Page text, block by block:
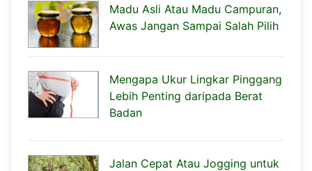
Madu Asli Atau Madu Campuran,
Awas Jangan Sampai Salah Pilih
Mengapa Ukur Lingkar Pinggang
Lebih Penting daripada Berat
Badan
Jalan Cepat Atau Jogging untuk